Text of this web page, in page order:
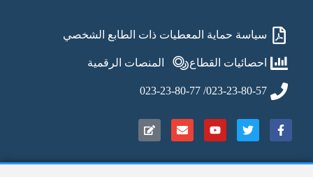
سياسة حماية المعطيات ذات الطابع الشخصي
احصائيات القطاع المنصات الرقمية
023-23-80-57/ 023-23-80-77